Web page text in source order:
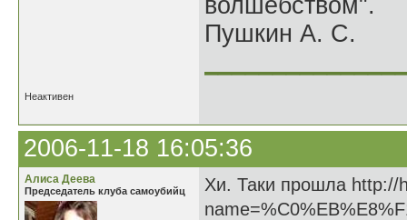
волшебством".
Пушкин А. С.
Неактивен
2006-11-18 16:05:36
Алиса Деева
Председатель клуба самоубийц
Хи. Таки прошла http://